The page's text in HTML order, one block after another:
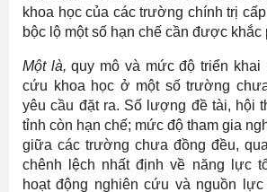
khoa học của các trường chính trị
bộc lộ một số hạn chế cần được khắc
Một là, quy mô và mức độ triển khai
cứu khoa học ở một số trường
yêu cầu đặt ra. Số lượng đề tài, hội
tỉnh còn hạn chế; mức độ tham gia
giữa các trường chưa đồng đều,
chênh lệch nhất định về năng lực
hoạt động nghiên cứu và nguồn